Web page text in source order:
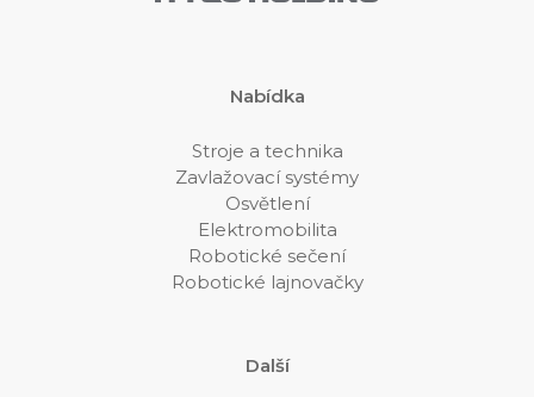
Nabídka
Stroje a technika
Zavlažovací systémy
Osvětlení
Elektromobilita
Robotické sečení
Robotické lajnovačky
Další